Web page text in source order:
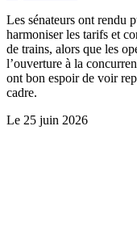
Les sénateurs ont rendu
harmoniser les tarifs et
de trains, alors que les
l’ouverture à la
ont bon espoir de voir
cadre.
Le 25 juin 2026